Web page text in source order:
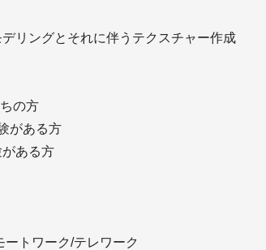
リングとそれに伴うテクスチャー作成
の方
がある方
がある方
トワーク/テレワーク